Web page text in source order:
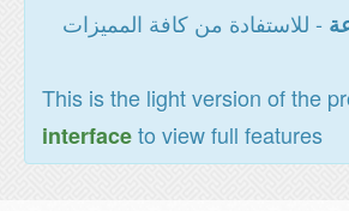
- للاستفادة من كافة المميزات
This is the light version of the
interfaceto view full features